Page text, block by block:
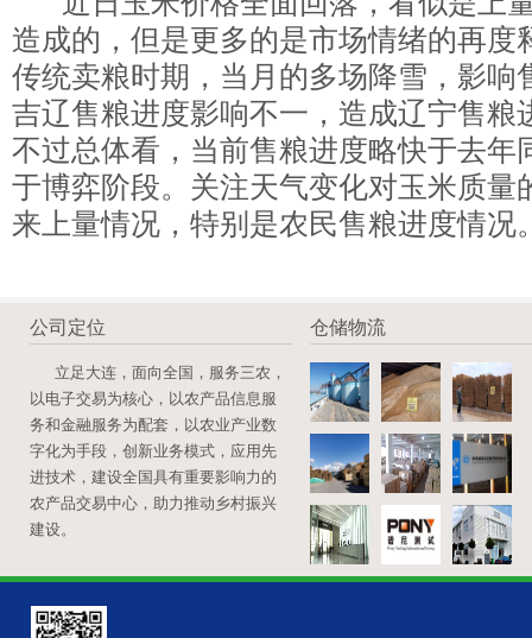
造成的，但是更多的是市场情绪的再度
传统卖粮时期，当月的多场降雪，影响
吉辽售粮进度影响不一，造成辽宁售粮
不过总体看，当前售粮进度略快于去年
于博弈阶段。关注天气变化对玉米质量
来上量情况，特别是农民售粮进度情况
公司定位
立足大连，面向全国，服务三农，
以电子交易为核心，以农产品信息服
务和金融服务为配套，以农业产业数
字化为手段，创新业务模式，应用先
进技术，建设全国具有重要影响力的
农产品交易中心，助力推动乡村振兴
建设。
仓储物流